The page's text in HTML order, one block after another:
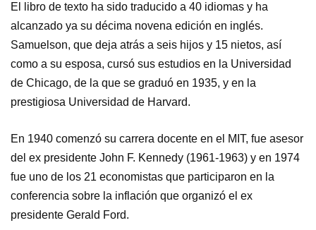
El libro de texto ha sido traducido a 40 idiomas y ha
alcanzado ya su décima novena edición en inglés.
Samuelson, que deja atrás a seis hijos y 15 nietos, así
como a su esposa, cursó sus estudios en la Universidad
de Chicago, de la que se graduó en 1935, y en la
prestigiosa Universidad de Harvard.
En 1940 comenzó su carrera docente en el MIT, fue asesor
del ex presidente John F. Kennedy (1961-1963) y en 1974
fue uno de los 21 economistas que participaron en la
conferencia sobre la inflación que organizó el ex
presidente Gerald Ford.